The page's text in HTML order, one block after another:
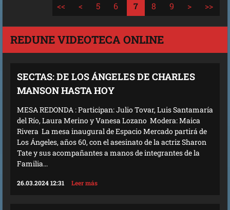
<< < 5 6 7 8 9 > >>
REDUNE VIDEOTECA ONLINE
SECTAS: DE LOS ÁNGELES DE CHARLES
MANSON HASTA HOY
MESA REDONDA : Participan: Julio Tovar, Luis Santamaría
del Río, Laura Merino y Vanesa Lozano Modera: Maica
Rivera La mesa inaugural de Espacio Mercado partirá de
Los Ángeles, años 60, con el asesinato de la actriz Sharon
Tate y sus acompañantes a manos de integrantes de la
Familia...
26.03.2024 12:31 Leer más